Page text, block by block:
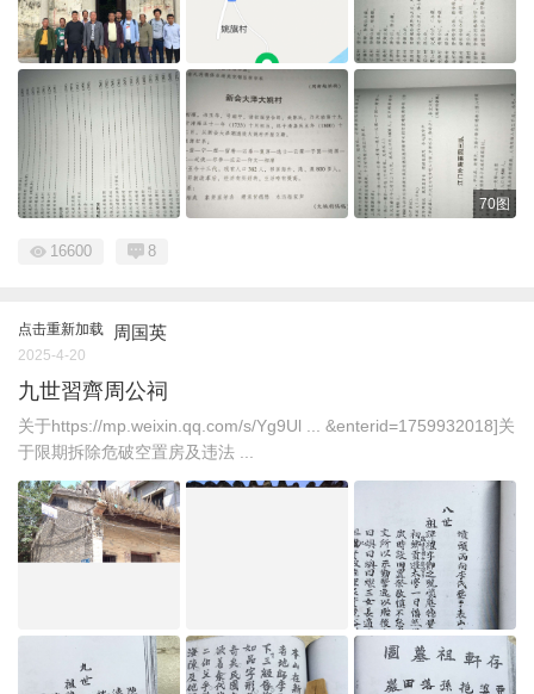
70图
16600 8
点击重新加载 周国英
2025-4-20
九世習齊周公祠
关于https://mp.weixin.qq.com/s/Yg9Ul ... &enterid=1759932018]关
于限期拆除危破空置房及违法 ...